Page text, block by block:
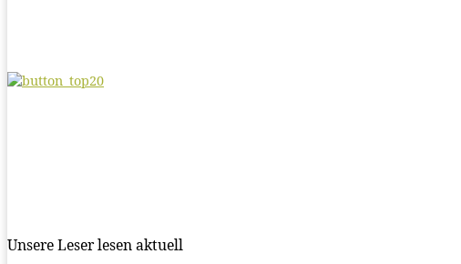
Unsere Leser lesen aktuell